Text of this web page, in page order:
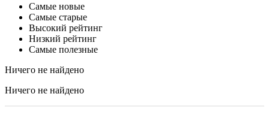
Самые новые
Самые старые
Высокий рейтинг
Низкий рейтинг
Самые полезные
Ничего не найдено
Ничего не найдено